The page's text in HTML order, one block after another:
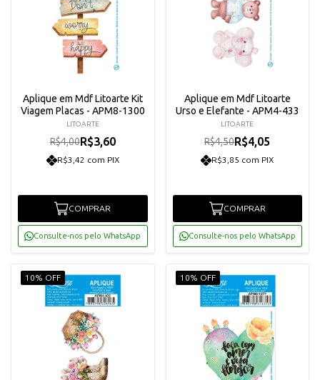
Aplique em Mdf Litoarte Kit
Viagem Placas - APM8-1300
LITOARTE
R$4,00R$3,60
R$3,42 com PIX
COMPRAR
Consulte-nos pelo WhatsApp
Aplique em Mdf Litoarte
Urso e Elefante - APM4-433
LITOARTE
R$4,50R$4,05
R$3,85 com PIX
COMPRAR
Consulte-nos pelo WhatsApp
10% OFF 10% OFF